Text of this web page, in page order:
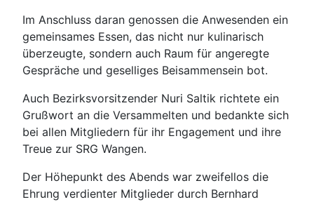
Im Anschluss daran genossen die Anwesenden ein
gemeinsames Essen, das nicht nur kulinarisch
überzeugte, sondern auch Raum für angeregte
Gespräche und geselliges Beisammensein bot.
Auch Bezirksvorsitzender Nuri Saltik richtete ein
Grußwort an die Versammelten und bedankte sich
bei allen Mitgliedern für ihr Engagement und ihre
Treue zur SRG Wangen.
Der Höhepunkt des Abends war zweifellos die
Ehrung verdienter Mitglieder durch Bernhard